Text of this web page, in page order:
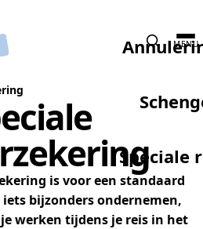
Speciale
MENU
is voor een standaard
bijzonders ondernemen,
werken tijdens je reis in het